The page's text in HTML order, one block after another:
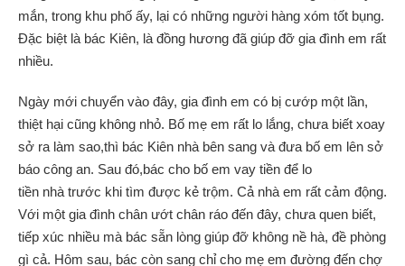
mắn, trong khu phố ấy, lại có những người hàng xóm tốt bụng.
Đặc biệt là bác Kiên, là đồng hương đã giúp đỡ gia đình em rất
nhiều.
Ngày mới chuyển vào đây, gia đình em có bị cướp một lần,
thiệt hại cũng không nhỏ. Bố mẹ em rất lo lắng, chưa biết xoay
sở ra làm sao,thì bác Kiên nhà bên sang và đưa bố em lên sở
báo công an. Sau đó,bác cho bố em vay tiền để lo
tiền nhà trước khi tìm được kẻ trộm. Cả nhà em rất cảm động.
Với một gia đình chân ướt chân ráo đến đây, chưa quen biết,
tiếp xúc nhiều mà bác sẵn lòng giúp đỡ không nề hà, đề phòng
gì cả. Hôm sau, bác còn sang chỉ cho mẹ em đường đến chợ